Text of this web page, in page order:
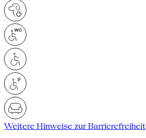
Weitere Hinweise zur Barrierefreiheit